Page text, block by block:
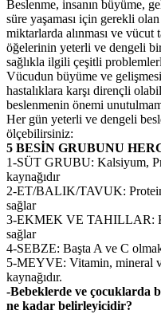
Beslenme, insanın büyüme,
süre yaşaması için gerekli
miktarlarda alınması ve vücut
öğelerinin yeterli ve dengeli
sağlıkla ilgili çeşitli
Vücudun büyüme ve
hastalıklara karşı dirençli
beslenmenin önemi
Her gün yeterli ve dengeli
ölçebilirsiniz:
5 BESİN GRUBUNU
1-SÜT GRUBU: Kalsiyum,
kaynağıdır
2-ET/BALIK/TAVUK:
sağlar
3-EKMEK VE TAHILLAR:
sağlar
4-SEBZE: Başta A ve C
5-MEYVE: Vitamin, mineral
kaynağıdır.
-Bebeklerde ve çocuklarda
ne kadar belirleyicidir?